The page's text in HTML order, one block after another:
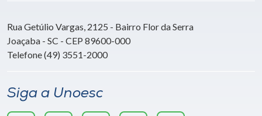
Rua Getúlio Vargas, 2125 - Bairro Flor da Serra
Joaçaba - SC - CEP 89600-000
Telefone (49) 3551-2000
Siga a Unoesc